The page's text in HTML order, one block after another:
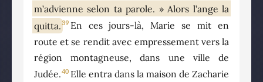
m’advienne selon ta parole. » Alors l’ange la
quitta.39 En ces jours-là, Marie se mit en
route et se rendit avec empressement vers la
région montagneuse, dans une ville de
Judée.40 Elle entra dans la maison de Zacharie